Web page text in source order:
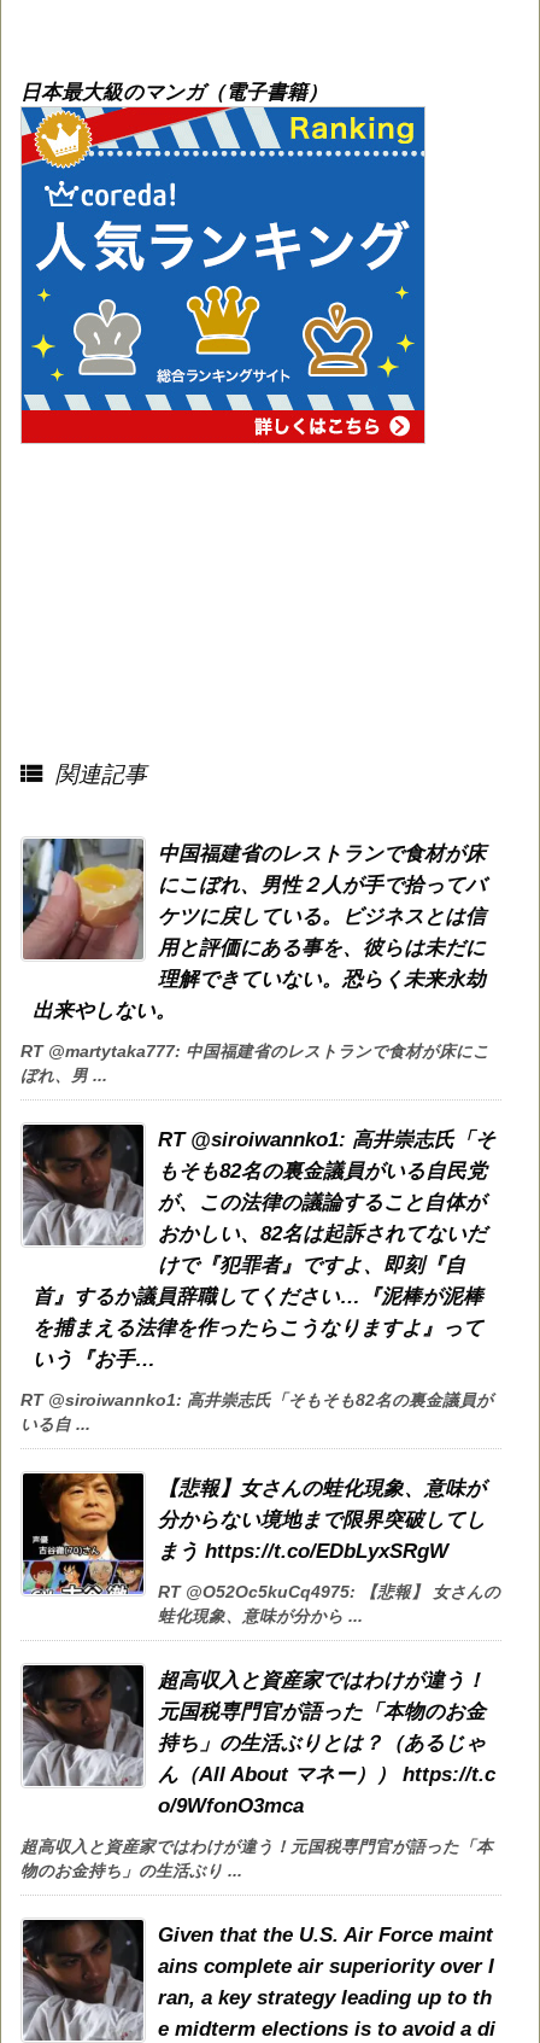
日本最大級のマンガ（電子書籍）
 関連記事
中国福建省のレストランで食材が床
にこぼれ、男性２人が手で拾ってバ
ケツに戻している。ビジネスとは信
用と評価にある事を、彼らは未だに
理解できていない。恐らく未来永劫
出来やしない。
RT @martytaka777: 中国福建省のレストランで食材が床にこ
ぼれ、男 ...
RT @siroiwannko1: 高井崇志氏「そ
もそも82名の裏金議員がいる自民党
が、この法律の議論すること自体が
おかしい、82名は起訴されてないだ
けで『犯罪者』ですよ、即刻『自
首』するか議員辞職してください…『泥棒が泥棒
を捕まえる法律を作ったらこうなりますよ』って
いう『お手…
RT @siroiwannko1: 高井崇志氏「そもそも82名の裏金議員が
いる自 ...
【悲報】女さんの蛙化現象、意味が
分からない境地まで限界突破してし
まう https://t.co/EDbLyxSRgW
RT @O52Oc5kuCq4975: 【悲報】 女さんの
蛙化現象、意味が分から ...
超高収入と資産家ではわけが違う！
元国税専門官が語った「本物のお金
持ち」の生活ぶりとは？（あるじゃ
ん（All About マネー）） https://t.c
o/9WfonO3mca
超高収入と資産家ではわけが違う！元国税専門官が語った「本
物のお金持ち」の生活ぶり ...
Given that the U.S. Air Force maint
ains complete air superiority over I
ran, a key strategy leading up to th
e midterm elections is to avoid a di